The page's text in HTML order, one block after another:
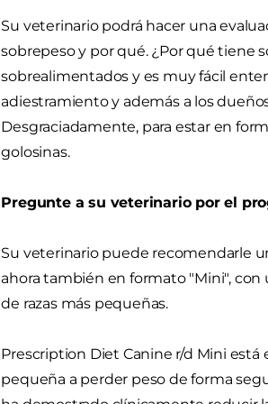
Su veterinario podrá hacer una
sobrepeso y por qué. ¿Por qué tiene
sobrealimentados y es muy fácil
adiestramiento y además a los
Desgraciadamente, para estar en
golosinas.
Pregunte a su veterinario por el
Su veterinario puede recomendarle
ahora también en formato "Mini", con
de razas más pequeñas.
Prescription Diet Canine r/d Mini está
pequeña a perder peso de forma